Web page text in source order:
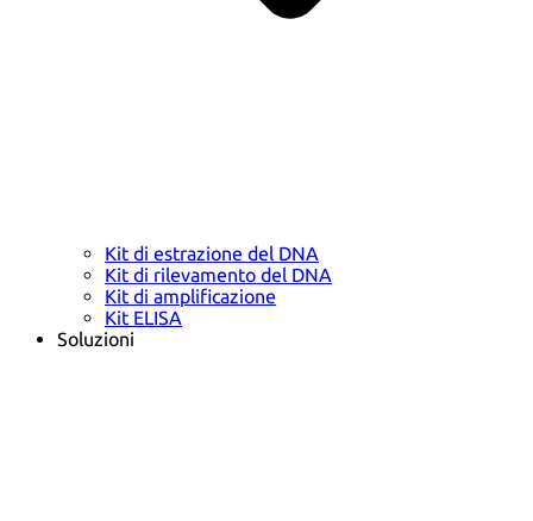
Kit di estrazione del DNA
Kit di rilevamento del DNA
Kit di amplificazione
Kit ELISA
Soluzioni